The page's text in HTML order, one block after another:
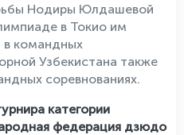
Нодиры Юлдашевой
в Токио им
в командных
Узбекистана также
соревнованиях.
категории
федерация дзюдо